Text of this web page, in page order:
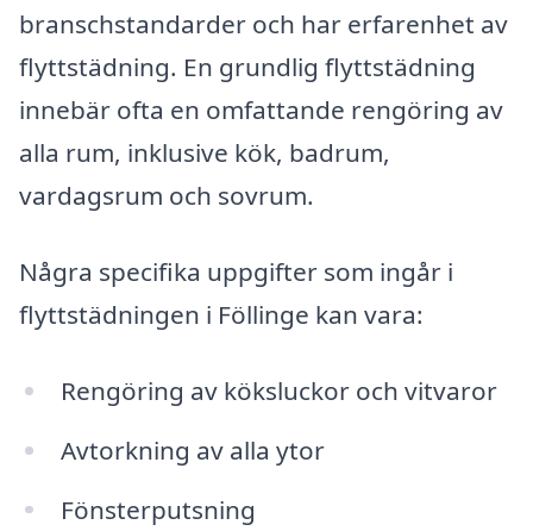
branschstandarder och har erfarenhet av
flyttstädning. En grundlig flyttstädning
innebär ofta en omfattande rengöring av
alla rum, inklusive kök, badrum,
vardagsrum och sovrum.
Några specifika uppgifter som ingår i
flyttstädningen i Föllinge kan vara:
Rengöring av köksluckor och vitvaror
Avtorkning av alla ytor
Fönsterputsning